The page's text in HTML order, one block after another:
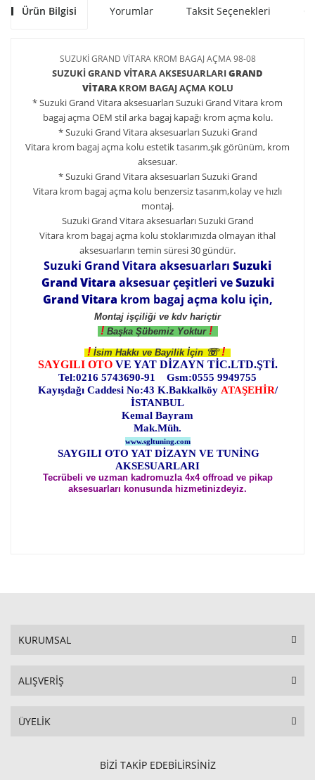
Ürün Bilgisi Yorumlar Taksit Seçenekleri
SUZUKİ GRAND VİTARA KROM BAGAJ AÇMA 98-08
SUZUKİ GRAND VİTARA AKSESUARLARIGRAND
VİTARAKROM BAGAJ AÇMA KOLU
* Suzuki Grand Vitara aksesuarlarıSuzuki Grand Vitara krom
bagaj açma OEM stil arka bagaj kapağı krom açma kolu.
*Suzuki Grand Vitara aksesuarlarıSuzuki Grand
Vitara krom bagaj açma kolu estetik tasarım,şık görünüm, krom
aksesuar.
*Suzuki Grand Vitara aksesuarlarıSuzuki Grand
Vitara krom bagaj açma kolu benzersiz tasarım,kolay ve hızlı
montaj.
Suzuki Grand Vitara aksesuarlarıSuzuki Grand
Vitara krom bagaj açma kolu stoklarımızda olmayan ithal
aksesuarların temin süresi 30 gündür.
Suzuki Grand Vitara aksesuarları Suzuki
Grand Vitara aksesuar çeşitleri veSuzuki
Grand Vitara krom bagaj açma kolu için,
Montaj işçiliği ve kdv hariçtir
! Başka Şübemiz Yoktur !
! İsim Hakkı ve Bayilik İçin☏ !
SAYGILI OTOVE YAT DİZAYN TİC.LTD.ŞTİ.
Tel:0216 5743690-91 Gsm:0555 9949755
Kayışdağı Caddesi No:43 K.Bakkalköy ATAŞEHİR/
İSTANBUL
Kemal Bayram
Mak.Müh.
www.sgltuning.com
SAYGILI OTO YAT DİZAYN VE TUNİNG
AKSESUARLARI
Tecrübeli ve uzman kadromuzla 4x4 offroad ve pikap
aksesuarları konusunda hizmetinizdeyiz.
KURUMSAL
ALIŞVERİŞ
ÜYELİK
BİZİ TAKİP EDEBİLİRSİNİZ